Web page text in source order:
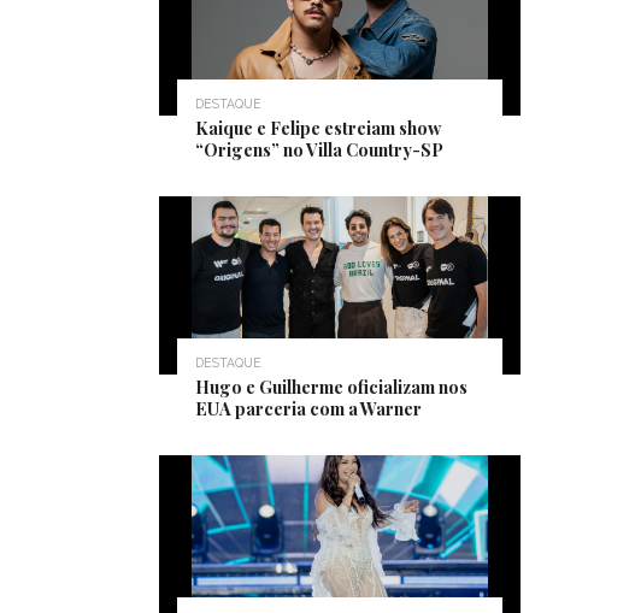
DESTAQUE
Kaique e Felipe estreiam show
“Origens” no Villa Country-SP
DESTAQUE
Hugo e Guilherme oficializam nos
EUA parceria com a Warner